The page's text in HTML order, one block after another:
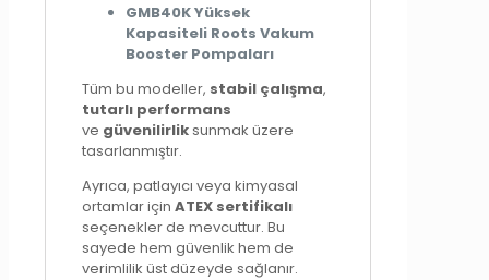
GMB40K Yüksek
Kapasiteli Roots Vakum
Booster Pompaları
Tüm bu modeller, stabil çalışma,
tutarlı performans
ve güvenilirliksunmak üzere
tasarlanmıştır.
Ayrıca, patlayıcı veya kimyasal
ortamlar için ATEX sertifikalı
seçenekler de mevcuttur. Bu
sayede hem güvenlik hem de
verimlilik üst düzeyde sağlanır.